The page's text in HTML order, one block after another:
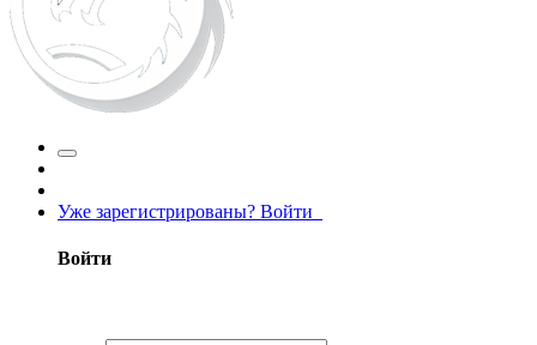
Уже зарегистрированы? Войти
Войти